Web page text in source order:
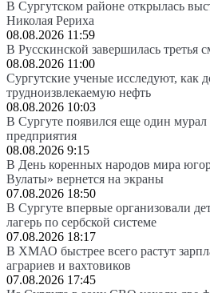
В Сургутском районе открылась
Николая Рериха
08.08.2026 11:59
В Русскинской завершилась третья
08.08.2026 11:00
Сургутские ученые исследуют, как
трудноизвлекаемую нефть
08.08.2026 10:03
В Сургуте появился еще один мурал
предприятия
08.08.2026 9:15
В День коренных народов мира
Вулаты» вернется на экраны
07.08.2026 18:50
В Сургуте впервые организовали
лагерь по сербской системе
07.08.2026 18:17
В ХМАО быстрее всего растут
аграриев и вахтовиков
07.08.2026 17:45